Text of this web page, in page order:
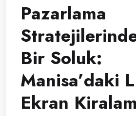
Pazarlama
Bir Soluk:
Manisa’daki
Ekran